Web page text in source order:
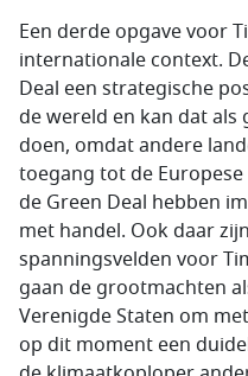
Een derde opgave voor
internationale context.
Deal een strategische
de wereld en kan dat
doen, omdat andere
toegang tot de
de Green Deal hebben
met handel. Ook daar
spanningsvelden voor
gaan de grootmachten
Verenigde Staten om
op dit moment een